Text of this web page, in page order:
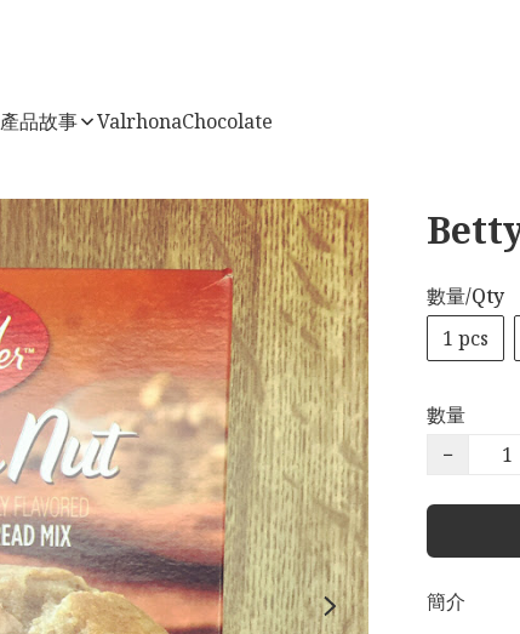
產品故事 ValrhonaChocolate
數量/Qty
1 pcs
數量
−
簡介